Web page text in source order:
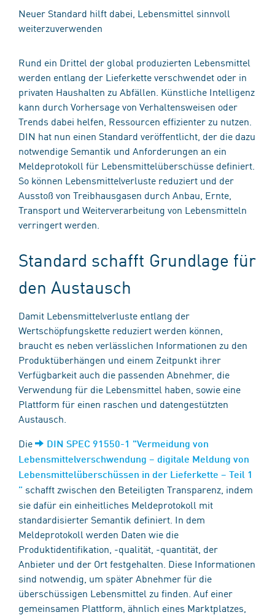
Neuer Standard hilft dabei, Lebensmittel sinnvoll
weiterzuverwenden
Rund ein Drittel der global produzierten Lebensmittel
werden entlang der Lieferkette verschwendet oder in
privaten Haushalten zu Abfällen. Künstliche Intelligenz
kann durch Vorhersage von Verhaltensweisen oder
Trends dabei helfen, Ressourcen effizienter zu nutzen.
DIN hat nun einen Standard veröffentlicht, der die dazu
notwendige Semantik und Anforderungen an ein
Meldeprotokoll für Lebensmittelüberschüsse definiert.
So können Lebensmittelverluste reduziert und der
Ausstoß von Treibhausgasen durch Anbau, Ernte,
Transport und Weiterverarbeitung von Lebensmitteln
verringert werden.
Standard schafft Grundlage für
den Austausch
Damit Lebensmittelverluste entlang der
Wertschöpfungskette reduziert werden können,
braucht es neben verlässlichen Informationen zu den
Produktüberhängen und einem Zeitpunkt ihrer
Verfügbarkeit auch die passenden Abnehmer, die
Verwendung für die Lebensmittel haben​,​ sowie eine
Plattform für einen raschen und datengestützten
Austausch.
Die
DIN SPEC 91550-1 "Vermeidung von
Lebensmittelverschwendung – digitale Meldung von
Lebensmittelüberschüssen in der Lieferkette – Teil 1​
” ​ schafft zwischen den Beteiligten Transparenz, indem
sie dafür ein einheitliches Meldeprotokoll mit
standardisierter Semantik definiert. In dem
Meldeprotokoll werden Daten wie die
Produktidentifikation, -qualität, -quantität, der
Anbieter und der Ort festgehalten. Diese Informationen
sind notwendig, um später Abnehmer für die
überschüssigen Lebensmittel zu finden. Auf einer
gemeinsamen Plattform​,​ ähnlich eines Marktplatzes​,​